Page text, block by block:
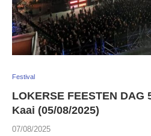
Festival
LOKERSE FEESTEN DAG
Kaai (05/08/2025)
07/08/2025